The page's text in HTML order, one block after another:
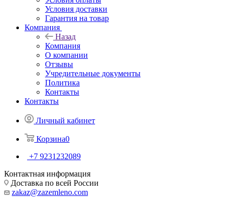
Условия доставки
Гарантия на товар
Компания
Назад
Компания
О компании
Отзывы
Учредительные документы
Политика
Контакты
Контакты
Личный кабинет
Корзина0
+7 9231232089
Контактная информация
Доставка по всей России
zakaz@zazemleno.com